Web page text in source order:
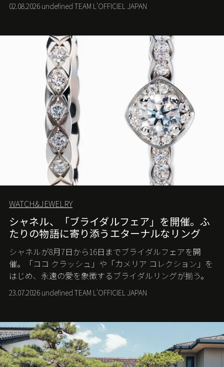
02.08.2026 undefined TEAM L'OFFICIEL JAPAN
WATCH&JEWELRY
シャネル、「ブライダルフェア」を開催。ふ
たりの物語に寄り添うエターナルなリング
シャネルが8月7日から16日までブライダルフェアを開
催。「ココ クラッシュ」や「カメリア コレクション」を
はじめ、永遠の愛を象徴するブライダルリングが揃う。
23.07.2026 undefined TEAM L'OFFICIEL JAPAN